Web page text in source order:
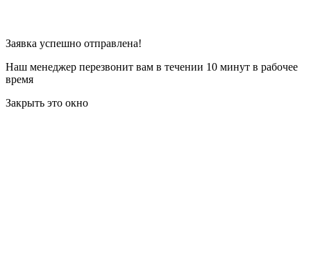
Заявка успешно отправлена!
Наш менеджер перезвонит вам в течении 10 минут в рабочее
время
Закрыть это окно